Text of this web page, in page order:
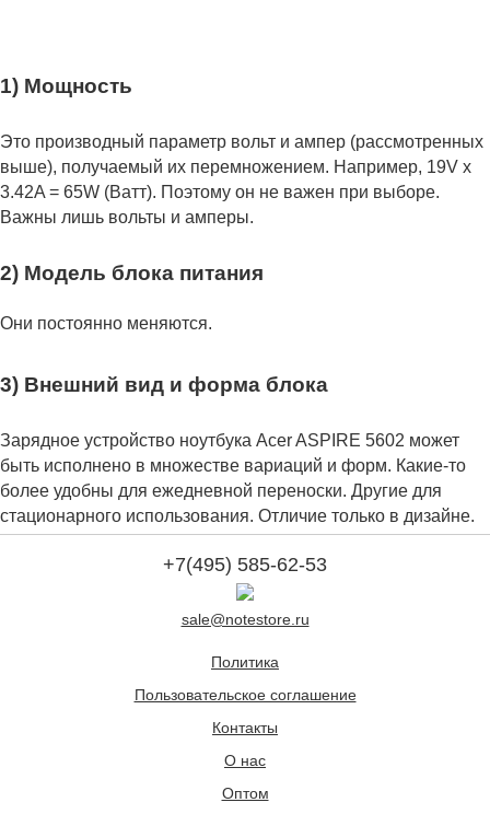
1) Мощность
Это производный параметр вольт и ампер (рассмотренных
выше), получаемый их перемножением. Например, 19V x
3.42A = 65W (Ватт). Поэтому он не важен при выборе.
Важны лишь вольты и амперы.
2) Модель блока питания
Они постоянно меняются.
3) Внешний вид и форма блока
Зарядное устройство ноутбука Acer ASPIRE 5602 может
быть исполнено в множестве вариаций и форм. Какие-то
более удобны для ежедневной переноски. Другие для
стационарного использования. Отличие только в дизайне.
+7(495) 585-62-53
sale@notestore.ru
Политика
Пользовательское соглашение
Контакты
О нас
Оптом